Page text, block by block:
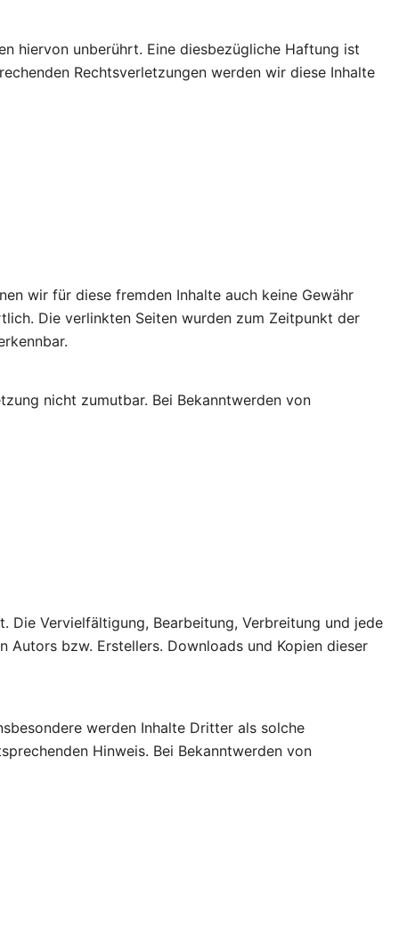
hiervon unberührt. Eine diesbezügliche Haftung ist
Rechtsverletzungen werden wir diese Inhalte
wir für diese fremden Inhalte auch keine Gewähr
Die verlinkten Seiten wurden zum Zeitpunkt der
nicht zumutbar. Bei Bekanntwerden von
Die Vervielfältigung, Bearbeitung, Verbreitung und jede
bzw. Erstellers. Downloads und Kopien dieser
werden Inhalte Dritter als solche
Hinweis. Bei Bekanntwerden von